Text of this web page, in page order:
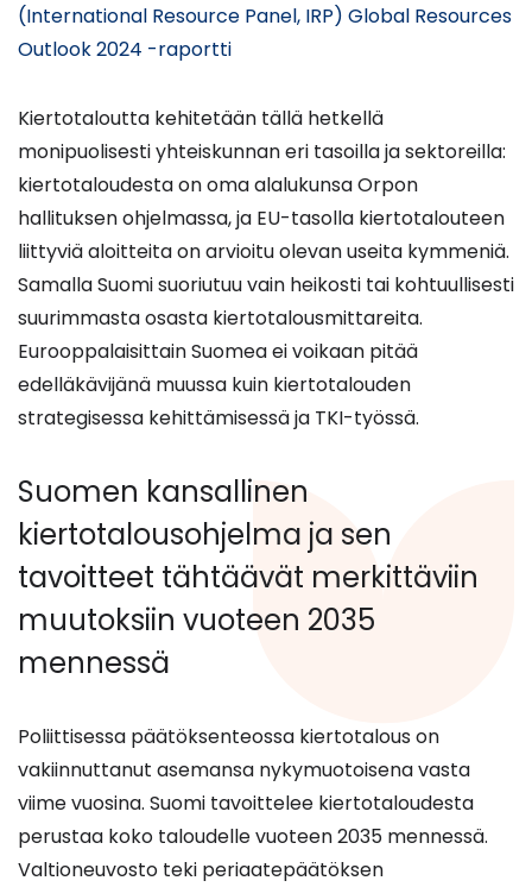
(International Resource Panel, IRP) Global Resources
Outlook 2024 -raportti(avautuu
ikkunaan,
siirryt
toiseen
palveluun)
Kiertotaloutta kehitetään tällä hetkellä
monipuolisesti yhteiskunnan eri tasoilla ja sektoreilla:
kiertotaloudesta on oma alalukunsa Orpon
hallituksen ohjelmassa, ja EU-tasolla kiertotalouteen
liittyviä aloitteita on arvioitu olevan useita kymmeniä.
Samalla Suomi suoriutuu vain heikosti tai kohtuullisesti
suurimmasta osasta kiertotalousmittareita.
Eurooppalaisittain Suomea ei voikaan pitää
edelläkävijänä muussa kuin kiertotalouden
strategisessa kehittämisessä ja TKI-työssä.
Suomen kansallinen
kiertotalousohjelma ja sen
tavoitteet tähtäävät merkittäviin
muutoksiin vuoteen 2035
mennessä
Poliittisessa päätöksenteossa kiertotalous on
vakiinnuttanut asemansa nykymuotoisena vasta
viime vuosina. Suomi tavoittelee kiertotaloudesta
perustaa koko taloudelle vuoteen 2035 mennessä.
Valtioneuvosto teki periaatepäätöksen